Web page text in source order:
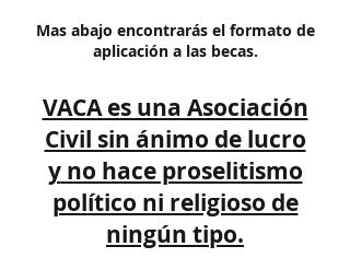
Mas abajo encontrarás el formato de
aplicación a las becas.
VACA es una Asociación
Civil sin ánimo de lucro
yno hace proselitismo
político ni religioso de
ningún tipo.